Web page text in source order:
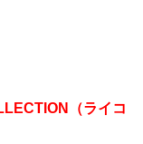
（ライコ